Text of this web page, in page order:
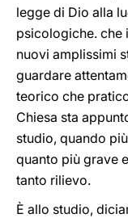
legge di Dio alla
psicologiche. che
nuovi amplissimi
guardare
teorico che
Chiesa sta
studio, quando
quanto più grave
tanto rilievo.
È allo studio,